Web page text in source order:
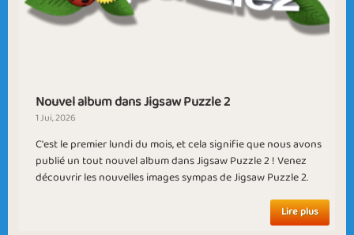
Puzzled Mind 11th Month
The Sun is Up
Nouvel album dans Jigsaw Puzzle 2
1 Jui, 2026
C'est le premier lundi du mois, et cela signifie que nous avons
publié un tout nouvel album dans Jigsaw Puzzle 2 ! Venez
découvrir les nouvelles images sympas de Jigsaw Puzzle 2.
Lire plus